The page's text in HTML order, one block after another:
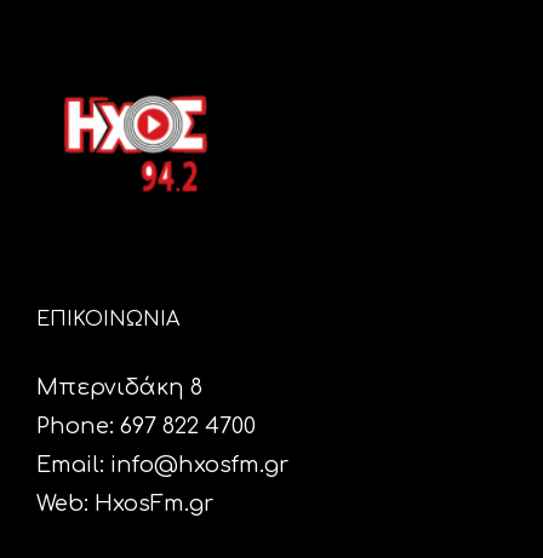
ΕΠΙΚΟΙΝΩΝΙΑ
Μπερνιδάκη 8
Phone: 697 822 4700
Email: info@hxosfm.gr
Web: HxosFm.gr